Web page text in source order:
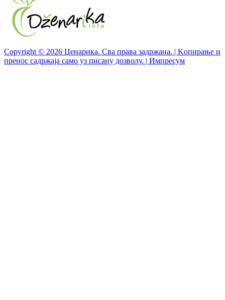
Copyright © 2026 Џенарика. Сва права задржана. | Kопирање и
пренос садржаја само уз писану дозволу. | Импресум